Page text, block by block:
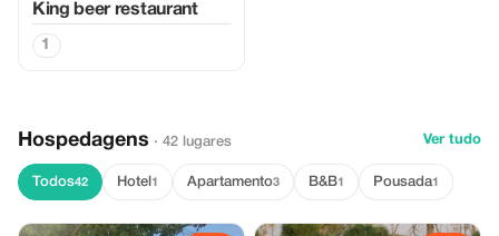
King beer restaurant
1
Hospedagens · 42 lugares Ver tudo
Todos42 Hotel 1 Apartamento3 B&B1 Pousada1